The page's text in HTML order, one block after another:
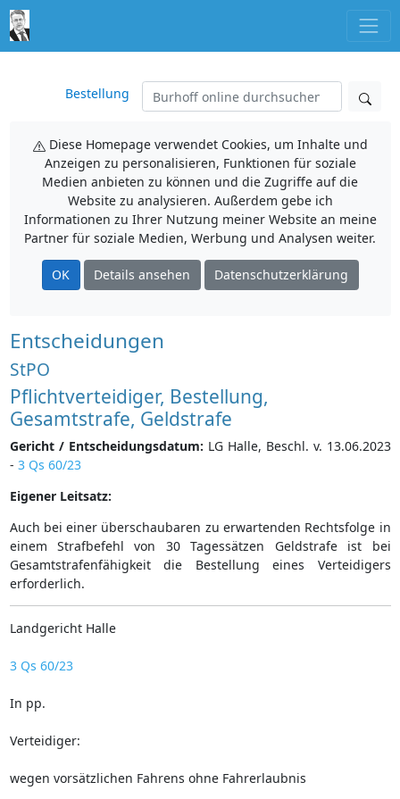
Bestellung
Diese Homepage verwendet Cookies, um Inhalte und
Anzeigen zu personalisieren, Funktionen für soziale
Medien anbieten zu können und die Zugriffe auf die
Website zu analysieren. Außerdem gebe ich
Informationen zu Ihrer Nutzung meiner Website an meine
Partner für soziale Medien, Werbung und Analysen weiter.
OK Details ansehen Datenschutzerklärung
Entscheidungen
StPO
Pflichtverteidiger, Bestellung,
Gesamtstrafe, Geldstrafe
Gericht / Entscheidungsdatum: LG Halle, Beschl. v. 13.06.2023
- 3 Qs 60/23
Eigener Leitsatz:
Auch bei einer überschaubaren zu erwartenden Rechtsfolge in
einem Strafbefehl von 30 Tagessätzen Geldstrafe ist bei
Gesamtstrafenfähigkeit die Bestellung eines Verteidigers
erforderlich.
Landgericht Halle
3 Qs 60/23
In pp.
Verteidiger:
wegen vorsätzlichen Fahrens ohne Fahrerlaubnis